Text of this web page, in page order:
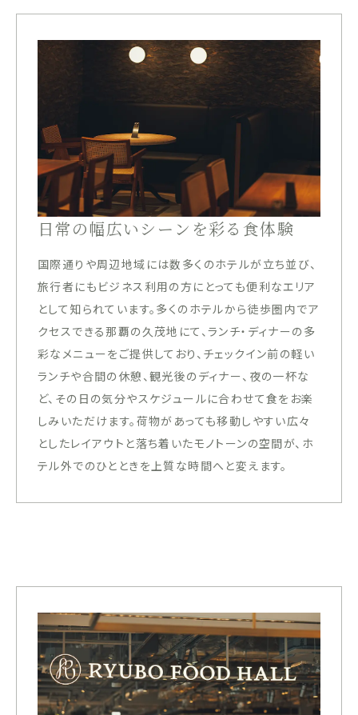
日常の幅広いシーンを彩る食体験
国際通りや周辺地域には数多くのホテルが立ち並び、
旅行者にもビジネス利用の方にとっても便利なエリア
として知られています。多くのホテルから徒歩圏内でア
クセスできる那覇の久茂地にて、ランチ・ディナーの多
彩なメニューをご提供しており、チェックイン前の軽い
ランチや合間の休憩、観光後のディナー、夜の一杯な
ど、その日の気分やスケジュールに合わせて食をお楽
しみいただけます。荷物があっても移動しやすい広々
としたレイアウトと落ち着いたモノトーンの空間が、ホ
テル外でのひとときを上質な時間へと変えます。